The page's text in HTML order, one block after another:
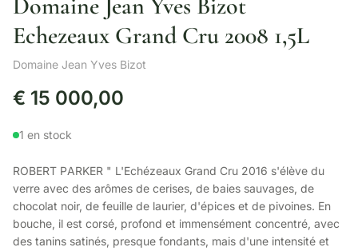
Domaine Jean Yves Bizot
Echezeaux Grand Cru 2008 1,5L
Domaine Jean Yves Bizot
€ 15 000,00
1 en stock
ROBERT PARKER " L'Echézeaux Grand Cru 2016 s'élève du
verre avec des arômes de cerises, de baies sauvages, de
chocolat noir, de feuille de laurier, d'épices et de pivoines. En
bouche, il est corsé, profond et immensément concentré, avec
des tanins satinés, presque fondants, mais d'une intensité et